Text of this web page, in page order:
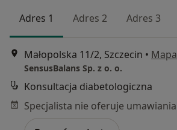
Adres 1 Adres 2 Adres 3
Małopolska 11/2, Szczecin • Mapa
SensusBalans Sp. z o. o.
Konsultacja diabetologiczna